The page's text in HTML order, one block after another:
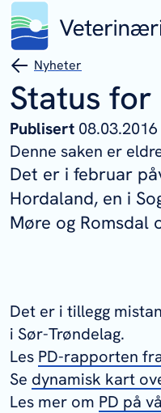
Nyheter
Status for
Publisert
Denne saken er
Det er i februar
Hordaland, en i
Møre og Romsdal
Det er i tillegg
i Sør-Trøndelag.
Les PD-rapporten
Se dynamisk kart
Les mer om PD på